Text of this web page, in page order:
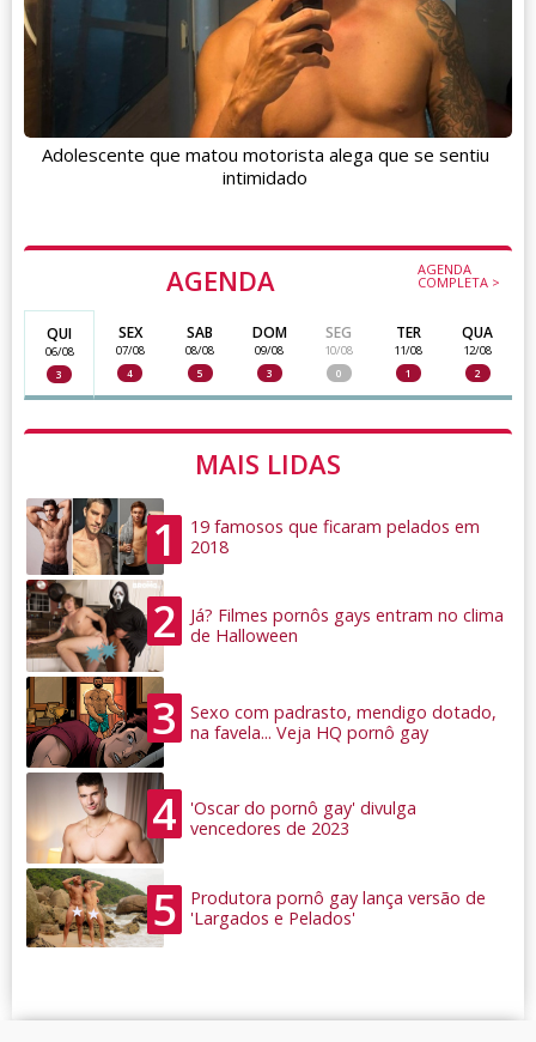
AGENDA AGENDA
COMPLETA >
QUI
06/08
3
SEX
07/08
4
SAB
08/08
5
DOM
09/08
3
SEG
10/08
0
TER
11/08
1
QUA
12/08
2
MAIS LIDAS
1
19 famosos que ficaram pelados em
2018
2
Já? Filmes pornôs gays entram no clima
de Halloween
3
Sexo com padrasto, mendigo dotado,
na favela... Veja HQ pornô gay
4
'Oscar do pornô gay' divulga
vencedores de 2023
5
Produtora pornô gay lança versão de
'Largados e Pelados'
Adolescente que matou motorista alega que se sentiu
intimidado